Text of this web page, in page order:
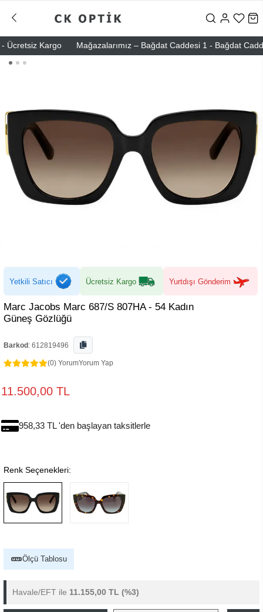
Kargo Mağazalarımız – Bağdat Caddesi 1 - Bağdat
Yetkili Satıcı Ücretsiz Kargo Yurtdışı Gönderim
Marc Jacobs Marc 687/S 807HA - 54 Kadın
Güneş Gözlüğü
Barkod : 612819496
(0) YorumYorum Yap
11.500,00 TL
958,33 TL 'den başlayan taksitlerle
Renk Seçenekleri:
Ölçü Tablosu
Havale/EFT ile 11.155,00 TL (%3)